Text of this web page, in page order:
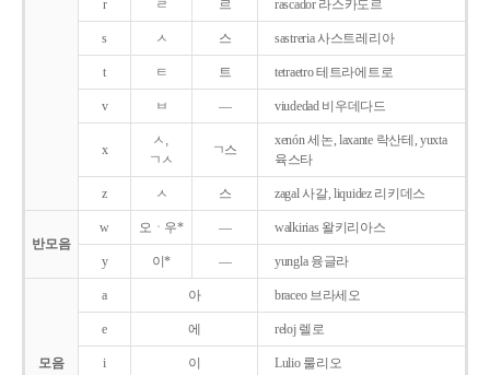
r ㄹ 르 rascador 라스카도르
s ㅅ 스 sastreria 사스트레리아
t ㅌ 트 tetraetro 테트라에트로
v ㅂ ― viudedad 비우데다드
x
ㅅ,
ㄱㅅ
ㄱ스
xenón 세논, laxante 락산테, yuxta
육스타
z ㅅ 스 zagal 사갈, liquidez 리키데스
반모음
w 오ㆍ우* ― walkirias 왈키리아스
y 이* ― yungla 융글라
모음
a 아 braceo 브라세오
e 에 reloj 렐로
i 이 Lulio 룰리오